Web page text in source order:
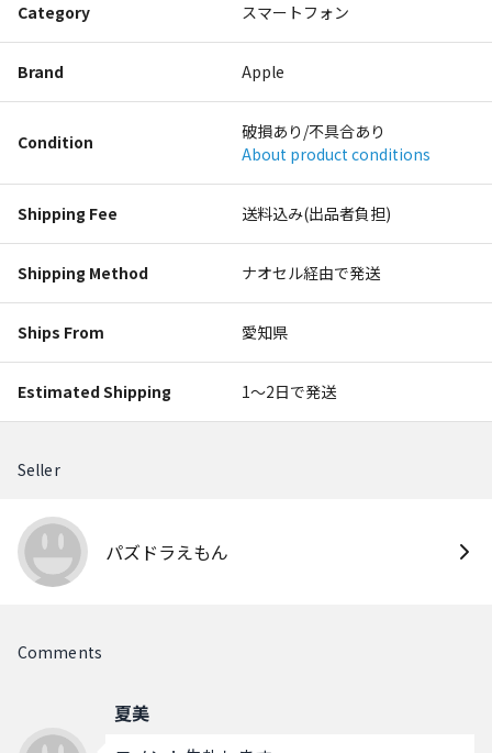
Category スマートフォン
Brand Apple
Condition
破損あり/不具合あり
About product conditions
Shipping Fee 送料込み(出品者負担)
Shipping Method ナオセル経由で発送
Ships From 愛知県
Estimated Shipping 1〜2日で発送
Seller
パズドラえもん
Comments
夏美